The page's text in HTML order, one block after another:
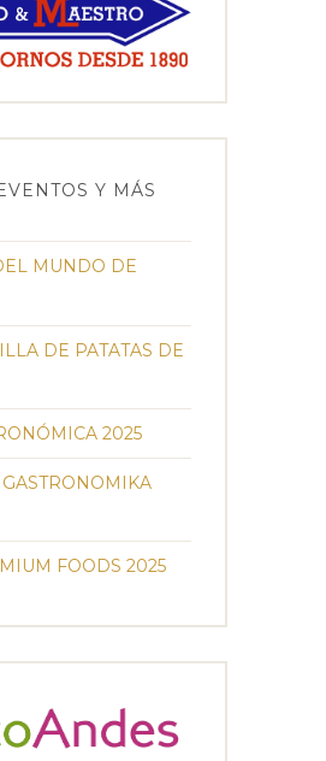
Y MÁS
MUNDO DE
DE PATATAS DE
2025
FOODS 2025